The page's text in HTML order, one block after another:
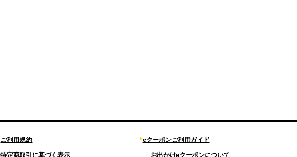
ご利用規約
特定商取引に基づく表示
eクーポンご利用ガイド
お出かけeクーポンについて